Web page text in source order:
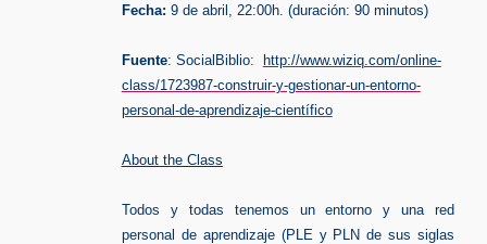
Fecha: 9 de abril, 22:00h. (duración: 90 minutos)
Fuente: SocialBiblio: http://www.wiziq.com/online-
class/1723987-construir-y-gestionar-un-entorno-
personal-de-aprendizaje-científico
About the Class
Todos y todas tenemos un entorno y una red
personal de aprendizaje (PLE y PLN de sus siglas